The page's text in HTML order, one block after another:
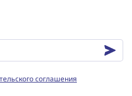
соглашения